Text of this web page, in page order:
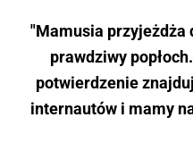
"Mamusia przyjeżdża
prawdziwy
potwierdzenie
internautów i mamy